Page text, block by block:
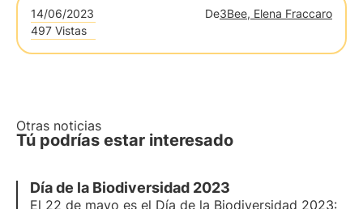
14/06/2023 De3Bee, Elena Fraccaro
497 Vistas
Otras noticias
Tú podrías estar interesado
Día de la Biodiversidad 2023
El 22 de mayo es el Día de la Biodiversidad 2023: